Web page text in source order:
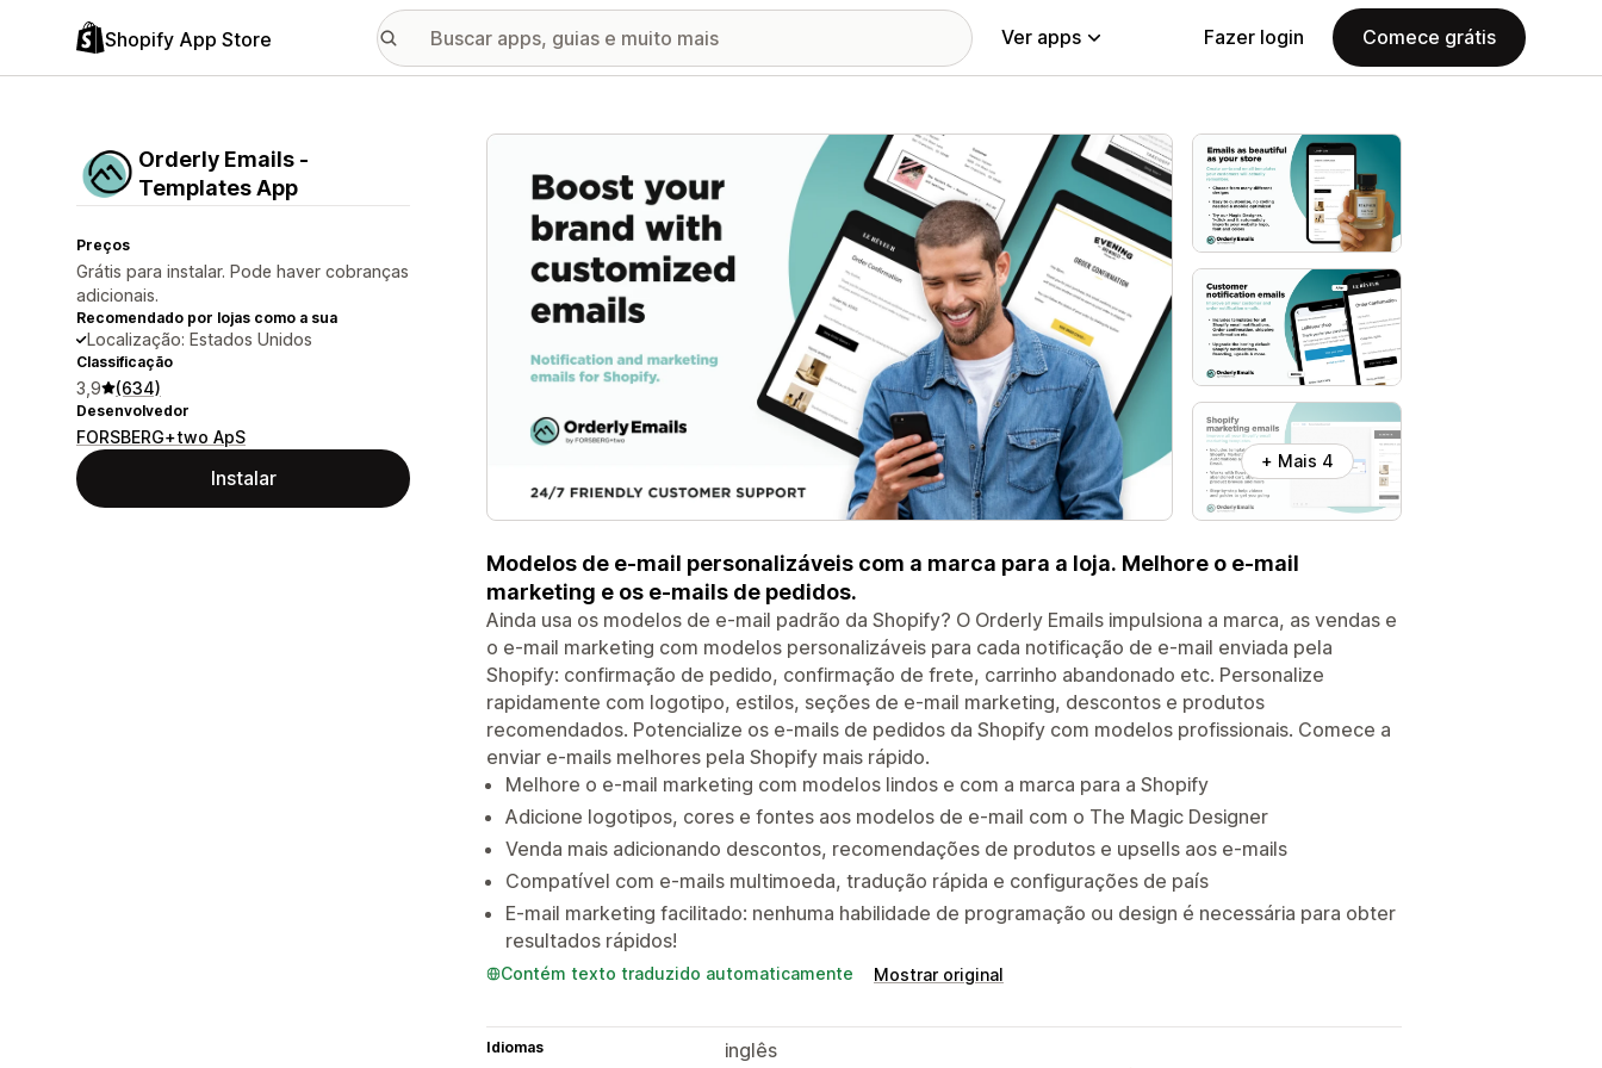
Shopify App Store Ver apps Fazer login Comece grátis
Orderly Emails ‑
Templates App
Preços
Grátis para instalar. Pode haver cobranças
adicionais.
Recomendado por lojas como a sua
Localização: Estados Unidos
Classificação
3,9 (634)
Desenvolvedor
FORSBERG+two ApS
Instalar
Galeria de imagens em destaque
+ Mais 4
Modelos de e-mail personalizáveis com a marca para a loja. Melhore o e-mail
marketing e os e-mails de pedidos.
Ainda usa os modelos de e-mail padrão da Shopify? O Orderly Emails impulsiona a marca, as vendas e
o e-mail marketing com modelos personalizáveis para cada notificação de e-mail enviada pela
Shopify: confirmação de pedido, confirmação de frete, carrinho abandonado etc. Personalize
rapidamente com logotipo, estilos, seções de e-mail marketing, descontos e produtos
recomendados. Potencialize os e-mails de pedidos da Shopify com modelos profissionais. Comece a
enviar e-mails melhores pela Shopify mais rápido.
Melhore o e-mail marketing com modelos lindos e com a marca para a Shopify
Adicione logotipos, cores e fontes aos modelos de e-mail com o The Magic Designer
Venda mais adicionando descontos, recomendações de produtos e upsells aos e-mails
Compatível com e-mails multimoeda, tradução rápida e configurações de país
E-mail marketing facilitado: nenhuma habilidade de programação ou design é necessária para obter
resultados rápidos!
Contém texto traduzido automaticamente Mostrar original
Idiomas
inglês